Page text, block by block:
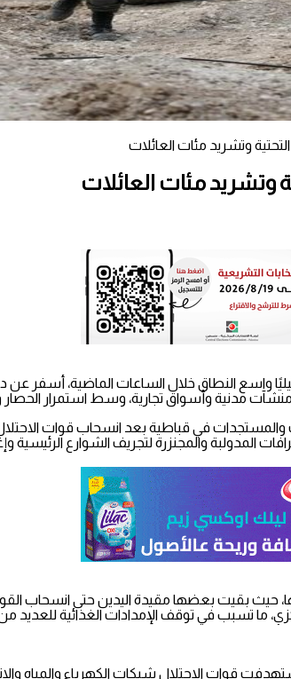
وتشريد مئات العائلات
وتشريد مئات العائلات
النطاق خلال الساعات الماضية، أسفر عن
مدنية وأسواق تجارية، وسط استمرار الحصار
في قباطية بعد انسحاب قوات
المدولبة والمجنزرة لتجريف الشوارع الرئيسية
حيث بقيت بعضها مقيدة اليدين حتى انسحاب
ما تسبب في توقف الإمدادات الغذائية للعديد
قوات الاحتلال شبكات الكهرباء والمياه